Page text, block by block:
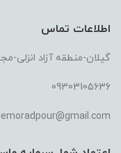
اطلاعات تماس
گیلان-منطقه آزاد انزلی-
09303105636